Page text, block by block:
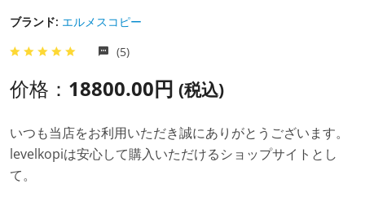
ブランド: エルメスコピー
(5)
价格： 18800.00円 (税込)
いつも当店をお利用いただき誠にありがとうございます。
levelkopiは安心して購入いただけるショップサイトとし
て。